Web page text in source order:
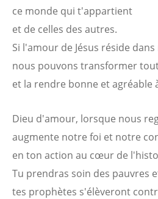
ce monde qui t'appartient
et de celles des autres.
Si l'amour de Jésus réside
nous pouvons transformer
et la rendre bonne et agréable
Dieu d'amour, lorsque nous
augmente notre foi et notre
en ton action au cœur de
Tu prendras soin des pauvres
tes prophètes s'élèveront